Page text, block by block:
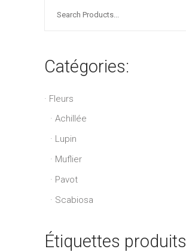
Catégories:
Fleurs
Achillée
Lupin
Muflier
Pavot
Scabiosa
Étiquettes produits